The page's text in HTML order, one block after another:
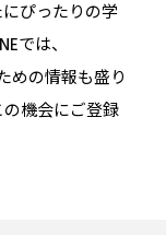
ぴったりの学
では、
めの情報も盛り
機会にご登録